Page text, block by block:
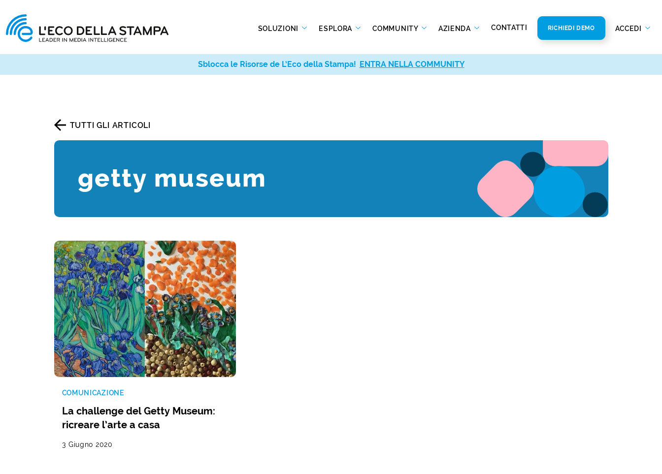
SOLUZIONI ESPLORA COMMUNITY AZIENDA CONTATTI RICHIEDI DEMO ACCEDI
TUTTI GLI ARTICOLI
getty museum
COMUNICAZIONE
La challenge del Getty Museum:
ricreare l’arte a casa
3 Giugno 2020
Sblocca le Risorse de L’Eco della Stampa! ENTRA NELLA COMMUNITY